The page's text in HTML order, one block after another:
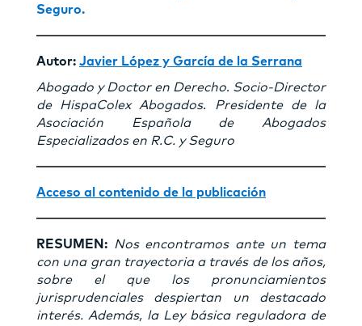
Seguro.
Autor: Javier López y García de la Serrana
Abogado y Doctor en Derecho. Socio-Director
de HispaColex Abogados.
Presidente de la
Asociación Española
de Abogados
Especializados en R.C. y Seguro
Acceso al contenido de la publicación
RESUMEN:
Nos encontramos ante un tema
con una gran trayectoria a través de los años,
sobre el que los pronunciamientos
jurisprudenciales despiertan un destacado
interés. Además, la Ley básica reguladora de